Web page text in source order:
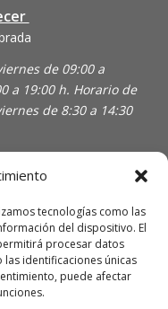
tecnologías como las
del dispositivo. El
procesar datos
identificaciones únicas
puede afectar
de 09:00 a
a 19:00 h. Horario de
de 8:30 a 14:30
de 16:00 a
a 22:00 h.